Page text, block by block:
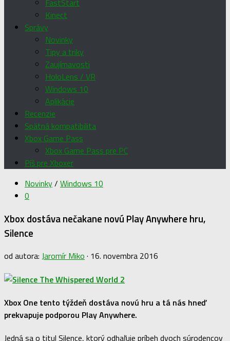
FastStart
Kinect
Správy
Novinky
Tipy a triky
Zaujímavosti
HoloLens / VR
Windows 10
Aplikácie
Recenzie
Spätná kompatibilita
Xbox Game Pass
Xbox Game Pass pre PC
Píš pre Xboxer
Novinky/ Windows 10
0
Xbox dostáva nečakane novú Play Anywhere hru,
Silence
od autora: Jaromír Miko · 16. novembra 2016
Xbox One tento týždeň dostáva novú hru a tá nás hneď
prekvapuje podporou Play Anywhere.
Jedná sa o titul Silence, ktorý odhaľuje príbeh dvoch súrodencov